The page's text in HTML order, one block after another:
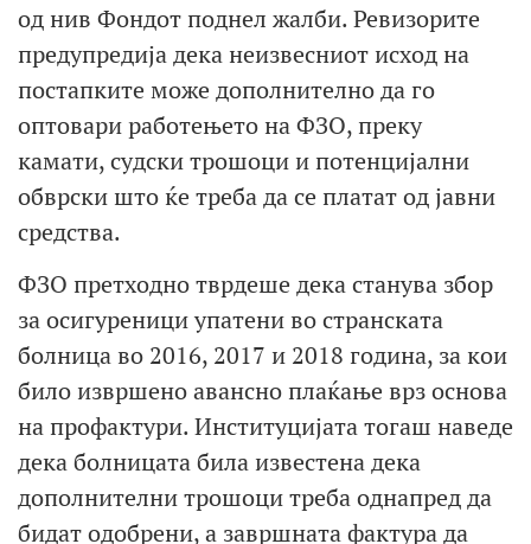
од нив Фондот поднел жалби. Ревизорите
предупредија дека неизвесниот исход на
постапките може дополнително да го
оптовари работењето на ФЗО, преку
камати, судски трошоци и потенцијални
обврски што ќе треба да се платат од јавни
средства.
ФЗО претходно тврдеше дека станува збор
за осигуреници упатени во странската
болница во 2016, 2017 и 2018 година, за кои
било извршено авансно плаќање врз основа
на профактури. Институцијата тогаш наведе
дека болницата била известена дека
дополнителни трошоци треба однапред да
бидат одобрени, а завршната фактура да